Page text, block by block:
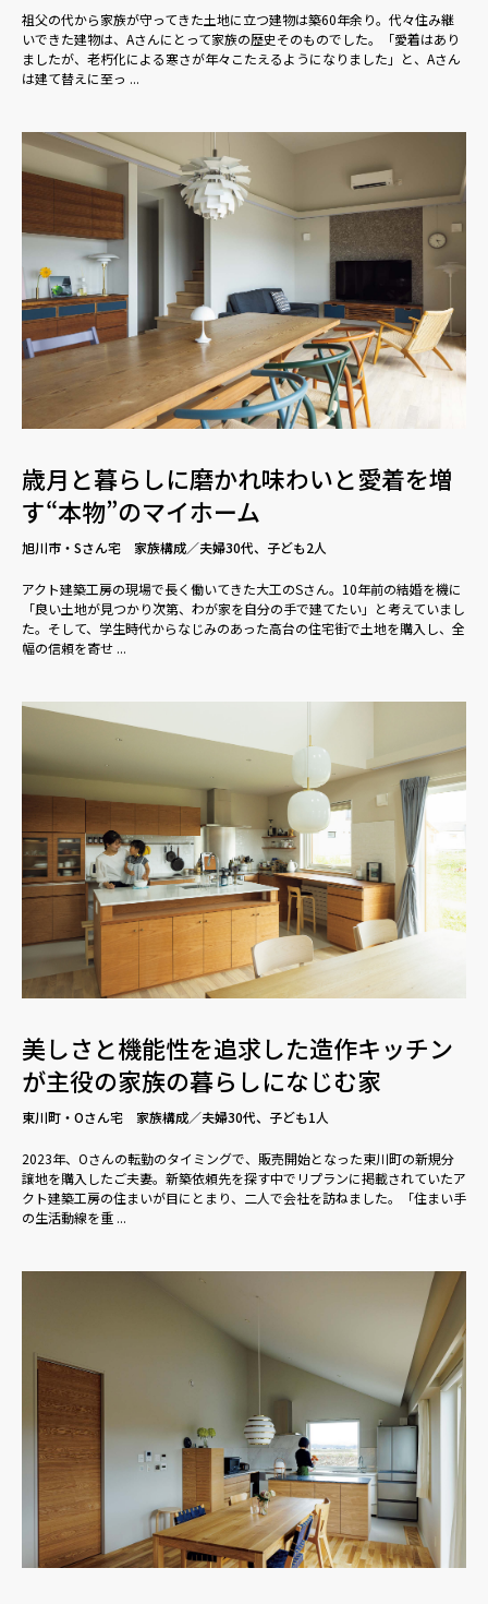
祖父の代から家族が守ってきた土地に立つ建物は築60年余り。代々住み継
いできた建物は、Aさんにとって家族の歴史そのものでした。「愛着はあり
ましたが、老朽化による寒さが年々こたえるようになりました」と、Aさん
は建て替えに至っ ...
歳月と暮らしに磨かれ味わいと愛着を増
す“本物”のマイホーム
旭川市・Sさん宅 家族構成／夫婦30代、子ども2人
アクト建築工房の現場で長く働いてきた大工のSさん。10年前の結婚を機に
「良い土地が見つかり次第、わが家を自分の手で建てたい」と考えていまし
た。そして、学生時代からなじみのあった高台の住宅街で土地を購入し、全
幅の信頼を寄せ ...
美しさと機能性を追求した造作キッチン
が主役の家族の暮らしになじむ家
東川町・Oさん宅 家族構成／夫婦30代、子ども1人
2023年、Oさんの転勤のタイミングで、販売開始となった東川町の新規分
譲地を購入したご夫妻。新築依頼先を探す中でリプランに掲載されていたア
クト建築工房の住まいが目にとまり、二人で会社を訪ねました。「住まい手
の生活動線を重 ...